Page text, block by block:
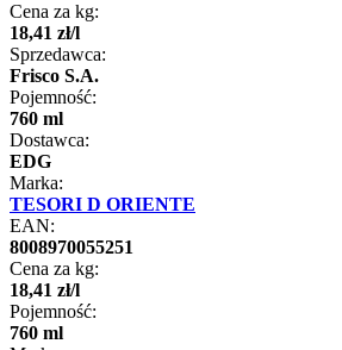
Cena za kg:
18,41 zł/l
Sprzedawca:
Frisco S.A.
Pojemność:
760 ml
Dostawca:
EDG
Marka:
TESORI D ORIENTE
EAN:
8008970055251
Cena za kg:
18,41 zł/l
Pojemność:
760 ml